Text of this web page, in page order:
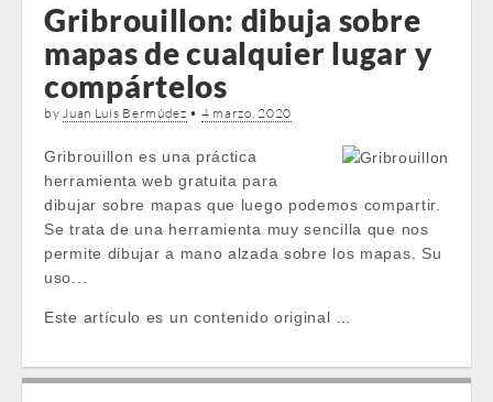
Gribrouillon: dibuja sobre
mapas de cualquier lugar y
compártelos
byJuan Luis Bermúdez • 4 marzo, 2020
Gribrouillon es una práctica
herramienta web gratuita para
dibujar sobre mapas que luego podemos compartir.
Se trata de una herramienta muy sencilla que nos
permite dibujar a mano alzada sobre los mapas. Su
uso...
Este artículo es un contenido original …